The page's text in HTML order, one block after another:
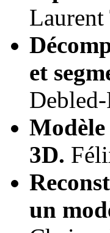
Laurent
et
Debled-
3D.
un